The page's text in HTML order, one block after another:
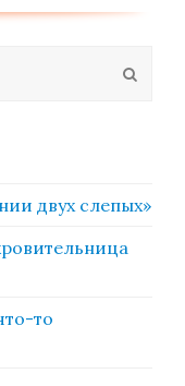
двух слепых»
то